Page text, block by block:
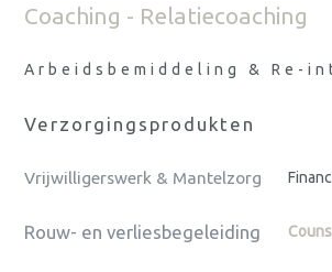
Coaching - Relatiecoaching
Arbeidsbemiddeling & Re-
Verzorgingsprodukten
Vrijwilligerswerk & Mantelzorg
Rouw- en verliesbegeleiding